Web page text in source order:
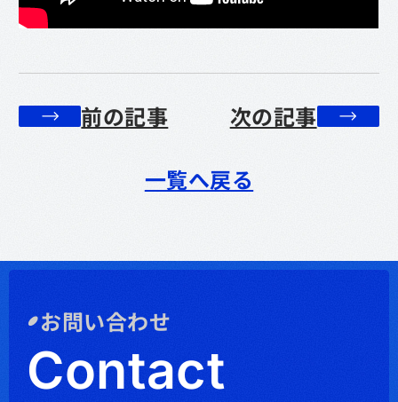
前の記事 次の記事
一覧へ戻る
お問い合わせ
Contact